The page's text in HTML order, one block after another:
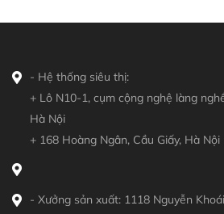
- Hệ thống siêu thị:
+ Lô N10-1, cụm cộng nghệ làng
Hà Nội
+ 168 Hoàng Ngân, Cầu Giấy, Hà Nội
- Xưởng sản xuất: 1118 Nguyễn